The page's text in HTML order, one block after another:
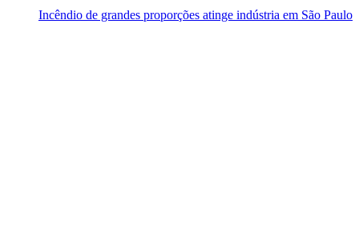
Incêndio de grandes proporções atinge indústria em São Paulo